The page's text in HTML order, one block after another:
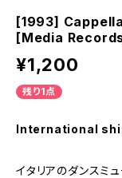
[1993]
[Media
¥1,200
残り1点
International
イタリアのダンス